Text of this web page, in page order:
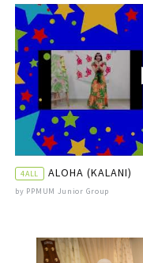
4ALL ALOHA (KALANI)
by PPMUM Junior Group